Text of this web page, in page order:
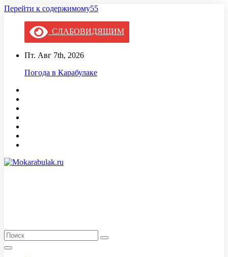
Перейти к содержимому55
СЛАБОВИДЯЩИМ
Пт. Авг 7th, 2026
Погода в Карабулаке